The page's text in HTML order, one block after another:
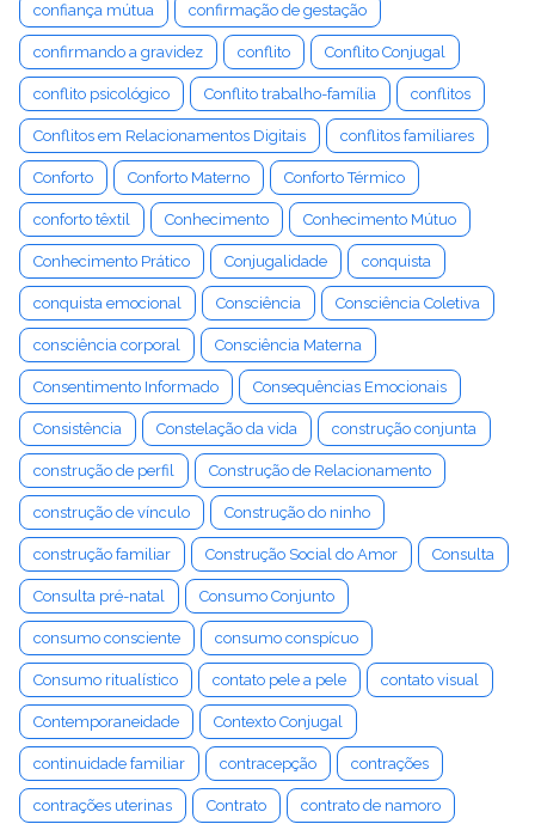
confiança mútua confirmação de gestação
confirmando a gravidez conflito Conflito Conjugal
conflito psicológico Conflito trabalho-família conflitos
Conflitos em Relacionamentos Digitais conflitos familiares
Conforto Conforto Materno Conforto Térmico
conforto têxtil Conhecimento Conhecimento Mútuo
Conhecimento Prático Conjugalidade conquista
conquista emocional Consciência Consciência Coletiva
consciência corporal Consciência Materna
Consentimento Informado Consequências Emocionais
Consistência Constelação da vida construção conjunta
construção de perfil Construção de Relacionamento
construção de vínculo Construção do ninho
construção familiar Construção Social do Amor Consulta
Consulta pré-natal Consumo Conjunto
consumo consciente consumo conspícuo
Consumo ritualístico contato pele a pele contato visual
Contemporaneidade Contexto Conjugal
continuidade familiar contracepção contrações
contrações uterinas Contrato contrato de namoro